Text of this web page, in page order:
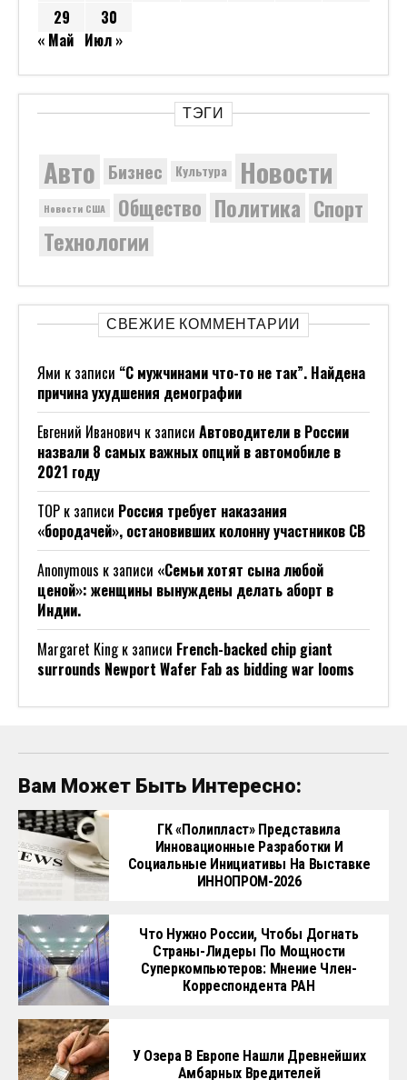
29
30
« Май Июл »
ТЭГИ
Авто Бизнес Культура Новости
Новости США Общество Политика Спорт
Технологии
СВЕЖИЕ КОММЕНТАРИИ
Ями к записи “С мужчинами что-то не так”. Найдена
причина ухудшения демографии
Евгений Иванович к записи Автоводители в России
назвали 8 самых важных опций в автомобиле в
2021 году
ТОР к записи Россия требует наказания
«бородачей», остановивших колонну участников СВ
Anonymous к записи «Семьи хотят сына любой
ценой»: женщины вынуждены делать аборт в
Индии.
Margaret Kingк записи French-backed chip giant
surrounds Newport Wafer Fab as bidding war looms
Вам Может Быть Интересно:
ГК «Полипласт» Представила
Инновационные Разработки И
Социальные Инициативы На Выставке
ИННОПРОМ-2026
Что Нужно России, Чтобы Догнать
Страны-Лидеры По Мощности
Суперкомпьютеров: Мнение Член-
Корреспондента РАН
У Озера В Европе Нашли Древнейших
Амбарных Вредителей